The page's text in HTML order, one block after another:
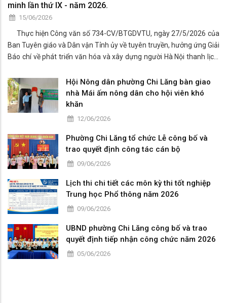
minh lần thứ IX - năm 2026.
15/06/2026
Thực hiện Công văn số 734-CV/BTGDVTU, ngày 27/5/2026 của
Ban Tuyên giáo và Dân vận Tỉnh ủy về tuyên truyền, hưởng ứng Giải
Báo chí về phát triển văn hóa và xây dựng người Hà Nội thanh lịch,
Hội Nông dân phường Chi Lăng bàn giao
nhà Mái ấm nông dân cho hội viên khó
khăn
12/06/2026
Phường Chi Lăng tổ chức Lễ công bố và
trao quyết định công tác cán bộ
09/06/2026
Lịch thi chi tiết các môn kỳ thi tốt nghiệp
Trung học Phổ thông năm 2026
09/06/2026
UBND phường Chi Lăng công bố và trao
quyết định tiếp nhận công chức năm 2026
05/06/2026